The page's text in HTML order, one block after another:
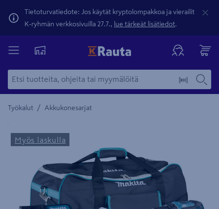
Tietoturvatiedote: Jos käytät kryptolompakkoa ja vierailit
K-ryhmän verkkosivuilla 27.7., lue tärkeät lisätiedot.
Työkalut / Akkukonesarjat
Yksityiskohtainen kuvaus löytyy Tuotteen kuvaus -
Myös laskulla